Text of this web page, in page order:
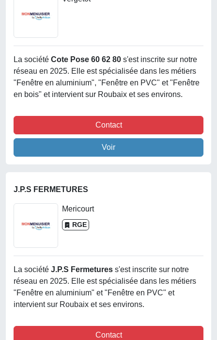
La société Cote Pose 60 62 80 s'est inscrite sur notre
réseau en 2025. Elle est spécialisée dans les métiers
"Fenêtre en aluminium", "Fenêtre en PVC" et "Fenêtre
en bois" et intervient sur Roubaix et ses environs.
Contact
Voir
J.P.S FERMETURES
Mericourt
RGE
La société J.p.s Fermetures s'est inscrite sur notre
réseau en 2025. Elle est spécialisée dans les métiers
"Fenêtre en aluminium" et "Fenêtre en PVC" et
intervient sur Roubaix et ses environs.
Contact